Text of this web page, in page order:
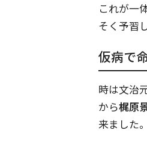
これが一
そく予習
仮病で
時は文治
から梶原
来ました。